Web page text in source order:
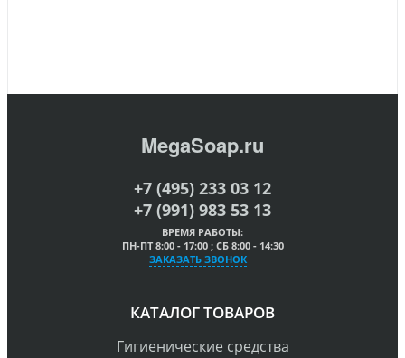
MegaSoap.ru
+7 (495) 233 03 12
+7 (991) 983 53 13
ВРЕМЯ РАБОТЫ:
ПН-ПТ 8:00 - 17:00 ; СБ 8:00 - 14:30
ЗАКАЗАТЬ ЗВОНОК
КАТАЛОГ ТОВАРОВ
Гигиенические средства